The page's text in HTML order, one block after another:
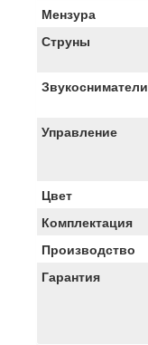
Мензура
Струны
Звукосниматели
Управление
Цвет
Комплектация
Производство
Гарантия